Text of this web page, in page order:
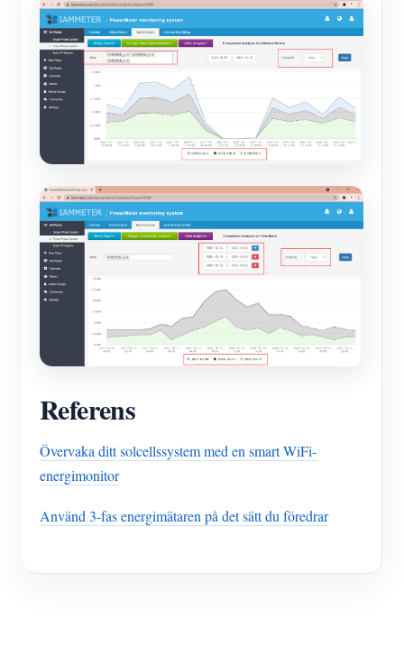
Referens
Övervaka ditt solcellssystem med en smart WiFi-
energimonitor
Använd 3-fas energimätaren på det sätt du föredrar